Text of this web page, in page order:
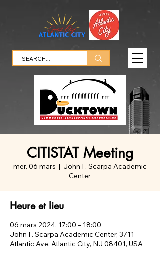
CITISTAT Meeting
mer. 06 mars
  |
John F. Scarpa Academic
Center
Heure et lieu
06 mars 2024, 17:00 – 18:00
John F. Scarpa Academic Center, 3711
Atlantic Ave, Atlantic City, NJ 08401, USA